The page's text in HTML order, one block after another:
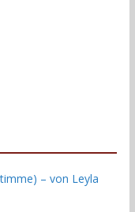
– von Leyla